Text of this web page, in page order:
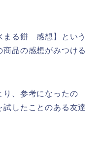
まる餅 感想】という
品の感想がみつける
り、参考になったの
したことのある友達